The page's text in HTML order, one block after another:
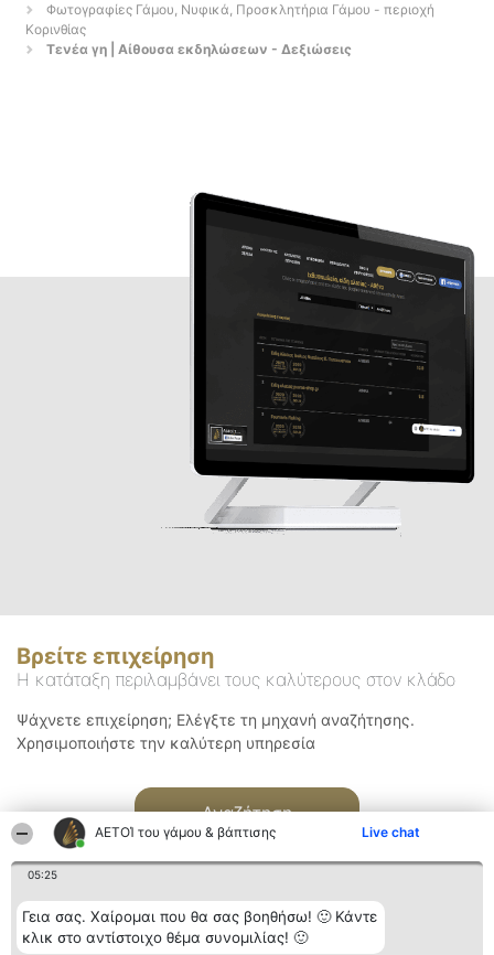
ΑΕΤΟΊ του γάμου & βάπτισης Live chat
05:25
Γεια σας. Χαίρομαι που θα σας βοηθήσω! 🙂 Κάντε
κλικ στο αντίστοιχο θέμα συνομιλίας! 🙂
Φωτογραφίες Γάμου, Νυφικά, Προσκλητήρια Γάμου - περιοχή
Κορινθίας
Τενέα γη | Αίθουσα εκδηλώσεων - Δεξιώσεις
Βρείτε επιχείρηση
Η κατάταξη περιλαμβάνει τους καλύτερους στον κλάδο
Ψάχνετε επιχείρηση; Ελέγξτε τη μηχανή αναζήτησης.
Χρησιμοποιήστε την καλύτερη υπηρεσία
Αναζήτηση